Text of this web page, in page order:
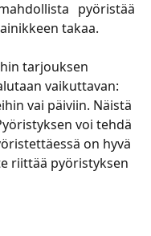
pyöristää
takaa.
tarjouksen
vaikuttavan:
vai päiviin. Näistä
voi tehdä
on hyvä
riittää pyöristyksen